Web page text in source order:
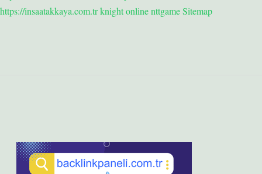
https://insaatakkaya.com.trknight onlinenttgameSitemap